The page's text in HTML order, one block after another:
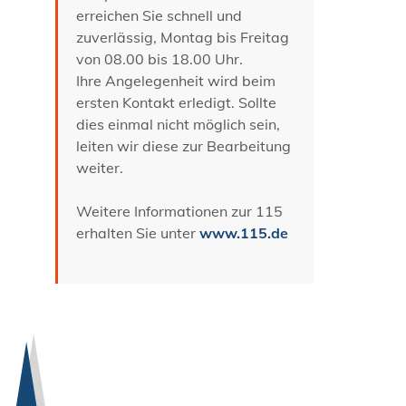
erreichen Sie schnell und
zuverlässig, Montag bis Freitag
von 08.00 bis 18.00 Uhr.
Ihre Angelegenheit wird beim
ersten Kontakt erledigt. Sollte
dies einmal nicht möglich sein,
leiten wir diese zur Bearbeitung
weiter.
Weitere Informationen zur 115
erhalten Sie unter www.115.de